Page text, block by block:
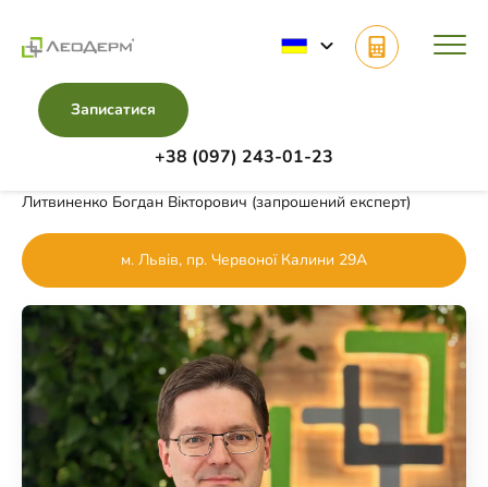
+38 (097) 243-01-23
Записатися
Литвиненко Богдан Вікторович (запрошений експерт)
м. Львів, пр. Червоної Калини 29А